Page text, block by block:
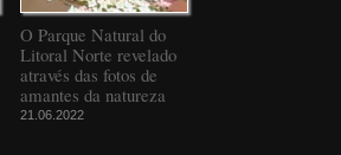
O Parque Natural do
Litoral Norte revelado
através das fotos de
amantes da natureza
21.06.2022